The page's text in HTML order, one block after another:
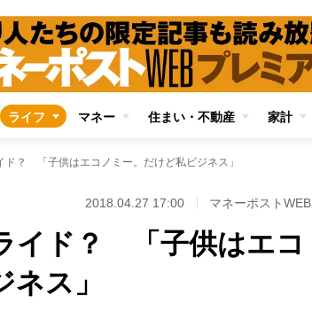
ライフ マネー 住まい・不動産 家計
ド？ 「子供はエコノミー。だけど私ビジネス」
2018.04.27 17:00 マネーポストWEB
イド？ 「子供はエコ
ス」